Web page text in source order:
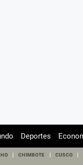
Deportes
CHIMBOTE CUSCO